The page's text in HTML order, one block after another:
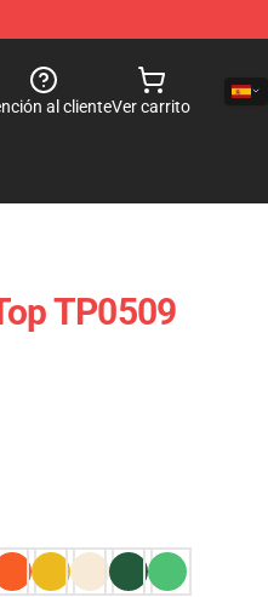
al clienteVer carrito
TP0509